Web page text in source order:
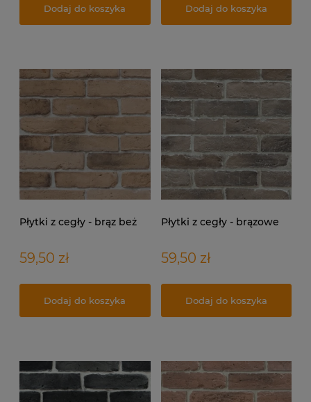
Dodaj do koszyka Dodaj do koszyka
Płytki z cegły - brąz beż
59,50 zł
Dodaj do koszyka
Płytki z cegły - brązowe
59,50 zł
Dodaj do koszyka